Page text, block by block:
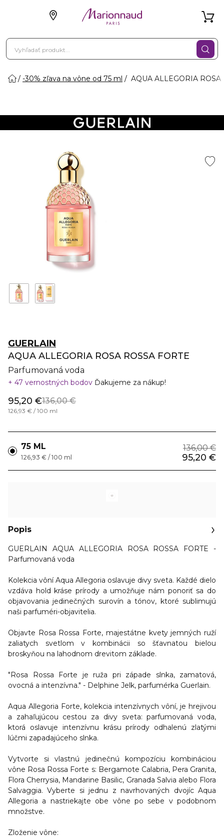
-30% zľava na vône od 75 ml AQUA ALLEGORIA
GUERLAIN
AQUA ALLEGORIA ROSA ROSSA FORTE
Parfumovaná voda
47 vernostných bodov Ďakujeme za nákup!
95,20 €136,00 €
126,93 € / 100 ml
75 ML 136,00 €
95,20 €
126,93 € / 100 ml
Popis
GUERLAIN AQUA ALLEGORIA ROSA ROSSA FORTE -
Parfumovaná voda
Kolekcia vôní Aqua Allegoria oslavuje divy sveta. Každé dielo
vzdáva hold kráse prírody a umožňuje nám ponoriť sa do
objavovania jedinečných surovín a tónov, ktoré sublimujú
naši parfuméri-objavitelia.
Objavte Rosa Rossa Forte, majestátne kvety jemných ruží
zaliatych svetlom v kombinácii so šťavnatou bielou
broskyňou na lahodnom drevitom základe.
"Rosa Rossa Forte je ruža pri západe slnka, zamatová,
ovocná a intenzívna." - Delphine Jelk, parfumérka Guerlain.
Aqua Allegoria Forte, kolekcia intenzívnych vôní, je hrejivou
a zahaľujúcou cestou za divy sveta: parfumovaná voda,
ktorá oslavuje intenzívnu krásu prírody odhalenú zlatými
lúčmi zapadajúceho slnka.
Vytvorte si vlastnú jedinečnú kompozíciu kombináciou
vône Rosa Rossa Forte s: Bergamote Calabria, Pera Granita,
Flora Cherrysia, Mandarine Basilic, Granada Salvia alebo Flora
Salvaggia. Vyberte si jednu z navrhovaných dvojíc Aqua
Allegoria a nastriekajte obe vône po sebe v podobnom
množstve.
Zloženie vône: